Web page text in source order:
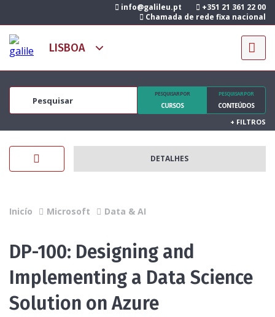
info@galileu.pt
+351 21 361 22 00
Chamada de rede fixa nacional
PESQUISAR POR
CURSOS
PESQUISAR POR
CONTEÚDOS
+ FILTROS
DETALHES
Inicío Microsoft Data & AI
DP-100: Designing and
Implementing a Data Science
Solution on Azure